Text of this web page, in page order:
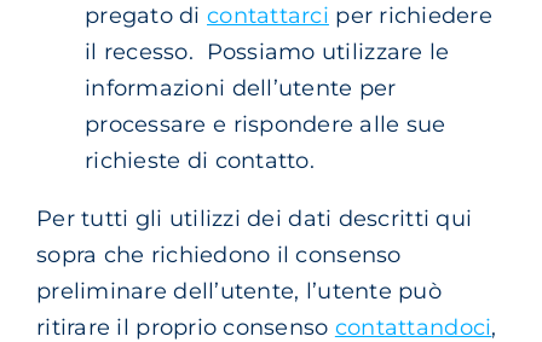
pregato di contattarci per richiedere
il recesso. Possiamo utilizzare le
informazioni dell’utente per
processare e rispondere alle sue
richieste di contatto.
Per tutti gli utilizzi dei dati descritti qui
sopra che richiedono il consenso
preliminare dell’utente, l’utente può
ritirare il proprio consenso contattandoci,